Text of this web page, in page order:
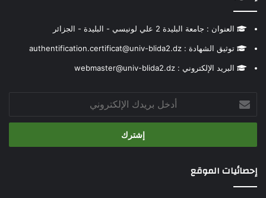
العنوان : جامعة البليدة 2 علي لونيسي - البليدة - الجزائر
توثيق الشهادة : authentification.certificat@univ-blida2.dz
البريد الإلكتروني : webmaster@univ-blida2.dz
بريدك
الإلكتروني
إحصائيات الموقع